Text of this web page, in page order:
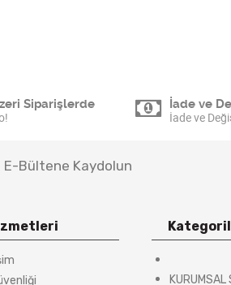
Siparişlerde İade ve
İade ve
E-Bültene Kaydolun
KURUMSAL